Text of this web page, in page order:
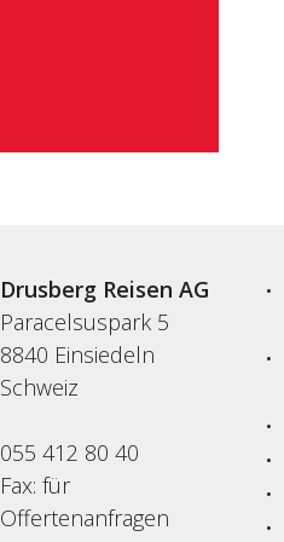
Drusberg Reisen AG
Paracelsuspark 5
8840 Einsiedeln
Schweiz
055 412 80 40
Fax: für
Offertenanfragen